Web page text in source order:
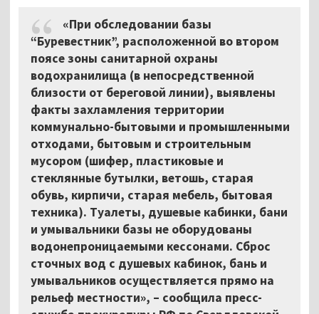
«При обследовании базы
“Буревестник”, расположенной во втором
поясе зоны санитарной охраны
водохранилища (в непосредственной
близости от береговой линии), выявлены
факты захламления территории
коммунально-бытовыми и промышленными
отходами, бытовым и строительным
мусором (шифер, пластиковые и
стеклянные бутылки, ветошь, старая
обувь, кирпичи, старая мебель, бытовая
техника). Туалеты, душевые кабинки, бани
и умывальники базы не оборудованы
водонепроницаемыми кессонами. Сброс
сточных вод с душевых кабинок, бань и
умывальников осуществляется прямо на
рельеф местности», – сообщила пресс-